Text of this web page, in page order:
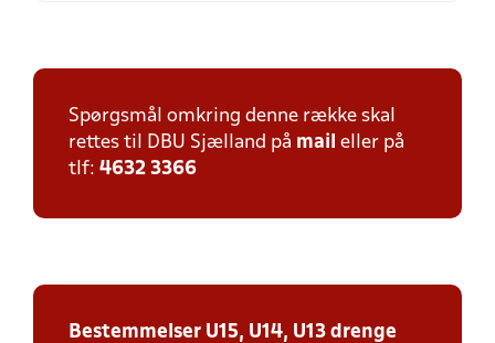
Spørgsmål omkring denne række skal
rettes til DBU Sjælland på mail eller på
tlf: 4632 3366
Bestemmelser U15, U14, U13 drenge